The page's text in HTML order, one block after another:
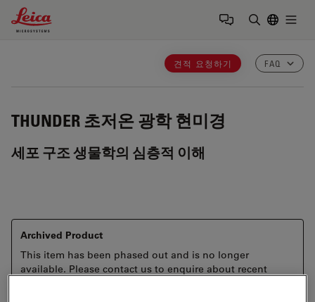
Leica Microsystems Logo
견적 요청하기 FAQ
THUNDER 초저온 광학 현미경
세포 구조 생물학의 심층적 이해
Archived Product
This item has been phased out and is no longer
available. Please contact us to enquire about recent